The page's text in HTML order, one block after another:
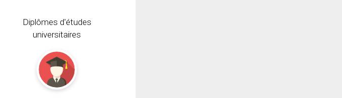
Diplômes d'études
universitaires